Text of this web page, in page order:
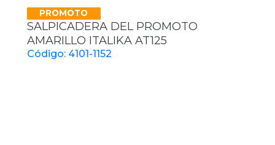
PROMOTO
SALPICADERA DEL PROMOTO
AMARILLO ITALIKA AT125
Código: 4101-1152